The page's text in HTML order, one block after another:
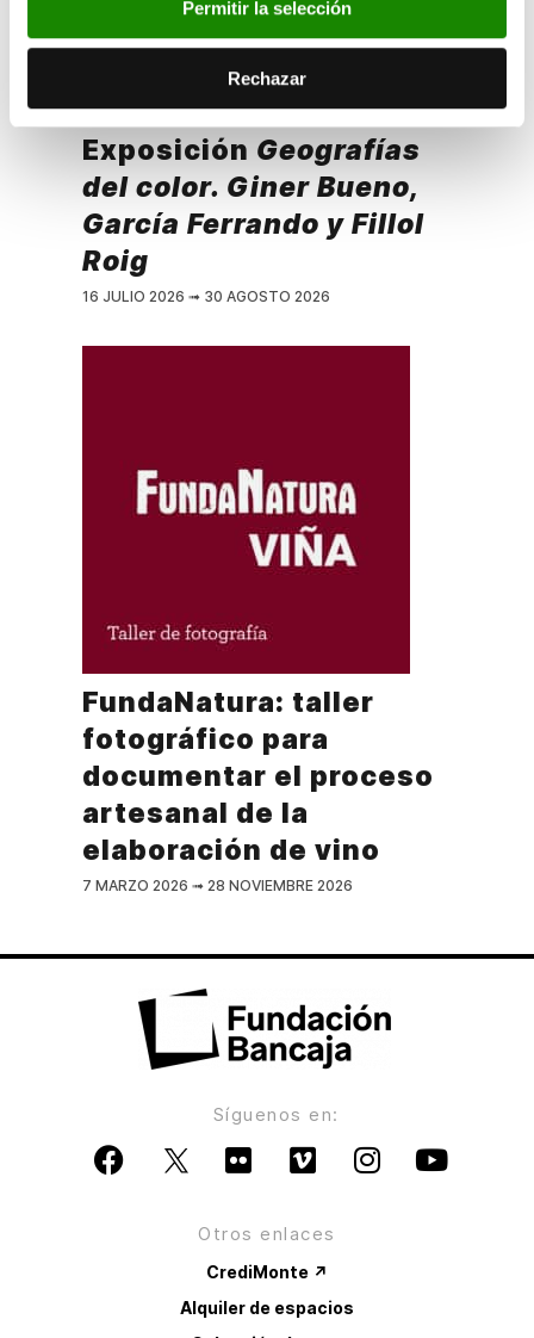
Permitir la selección
Rechazar
Exposición Geografías
del color. Giner Bueno,
García Ferrando y Fillol
Roig
16 JULIO 2026 ➟ 30 AGOSTO 2026
FundaNatura: taller
fotográfico para
documentar el proceso
artesanal de la
elaboración de vino
7 MARZO 2026 ➟ 28 NOVIEMBRE 2026
Síguenos en:
Otros enlaces
CrediMonte ↗
Alquiler de espacios